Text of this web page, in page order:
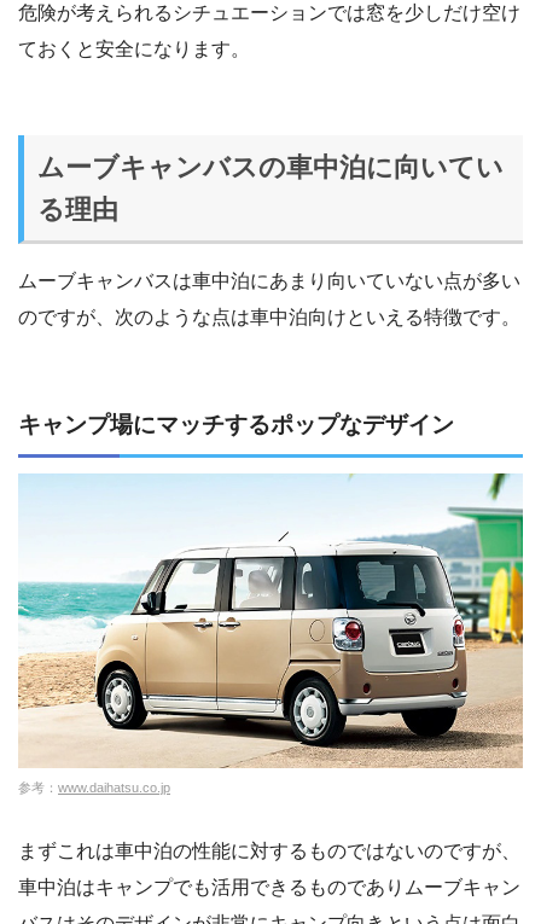
危険が考えられるシチュエーションでは窓を少しだけ空け
ておくと安全になります。
ムーブキャンバスの車中泊に向いてい
る理由
ムーブキャンバスは車中泊にあまり向いていない点が多い
のですが、次のような点は車中泊向けといえる特徴です。
キャンプ場にマッチするポップなデザイン
参考： www.daihatsu.co.jp
まずこれは車中泊の性能に対するものではないのですが、
車中泊はキャンプでも活用できるものでありムーブキャン